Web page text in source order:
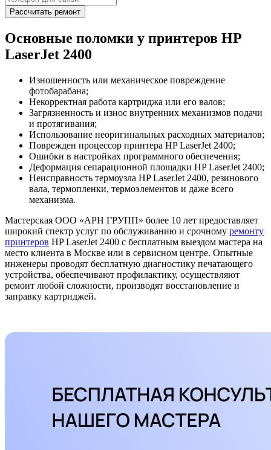
Рассчитать ремонт
Основные поломки у принтеров HP
LaserJet 2400
Изношенность или механическое повреждение
фотобарабана;
Некорректная работа картриджа или его валов;
Загрязненность и износ внутренних механизмов подачи
и протягивания;
Использование неоригинальных расходных материалов;
Поврежден процессор принтера HP LaserJet 2400;
Ошибки в настройках программного обеспечения;
Деформация сепарационной площадки HP LaserJet 2400;
Неисправность термоузла HP LaserJet 2400, резинового
вала, термопленки, термоэлементов и даже всего
механизма.
Мастерская ООО «АРН ГРУПП» более 10 лет предоставляет
широкий спектр услуг по обслуживанию и срочному ремонту
принтеров HP LaserJet 2400 с бесплатным выездом мастера на
место клиента в Москве или в сервисном центре. Опытные
инженеры проводят бесплатную диагностику печатающего
устройства, обеспечивают профилактику, осуществляют
ремонт любой сложности, производят восстановление и
заправку картриджей.